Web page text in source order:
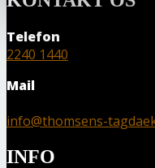
Telefon
2240 1440
Mail
info@thomsens-
INFO